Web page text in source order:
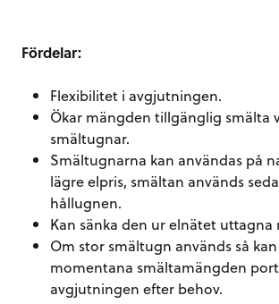
Fördelar:
Flexibilitet i avgjutningen.
Ökar mängden tillgänglig smälta
smältugnar.
Smältugnarna kan användas på
lägre elpris, smältan används
hållugnen.
Kan sänka den ur elnätet uttagna
Om stor smältugn används så
momentana smältamängden
avgjutningen efter behov.